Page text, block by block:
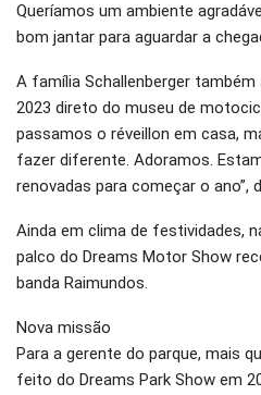
Queríamos um ambiente
bom jantar para aguardar a
A família Schallenberger
2023 direto do museu de
passamos o réveillon em casa,
fazer diferente. Adoramos.
renovadas para começar o ano”,
Ainda em clima de festividades,
palco do Dreams Motor Show
banda Raimundos.
Nova missão
Para a gerente do parque, mais
feito do Dreams Park Show em